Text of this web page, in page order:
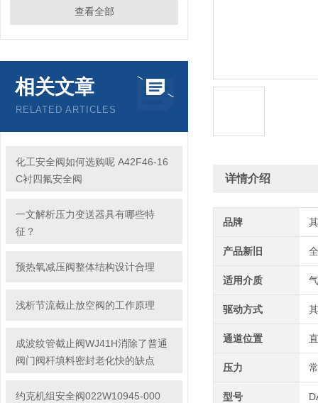
查看全部
相关文章
RELATED ARTICLES
化工安全阀如何选购呢 A42F46-16
C衬四氟安全阀
一文解析压力变送器具有哪些特
征？
预热氧减压阀整体结构设计合理
浅析节流截止放空阀的工作原理
成波纹管截止阀WJ41H消除了普通
阀门阀杆填料密封老化快的缺点
约克机组安全阀022W10945-000
详情介绍
品牌
产品新旧
适用介质
驱动方式
通道位置
压力
型号